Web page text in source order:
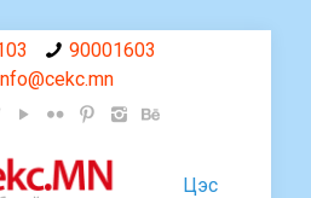
90001603
Цэс